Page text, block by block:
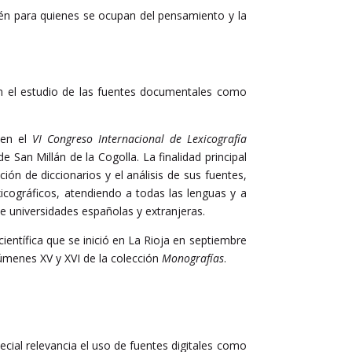
para quienes se ocupan del pensamiento y la
estudio de las fuentes documentales como
el VI Congreso Internacional de Lexicografía
San Millán de la Cogolla. La finalidad principal
de diccionarios y el análisis de sus fuentes,
atendiendo a todas las lenguas y a
españolas y extranjeras.
que se inició en La Rioja en septiembre
XV y XVI de la colecciónMonografías.
relevancia el uso de fuentes digitales como